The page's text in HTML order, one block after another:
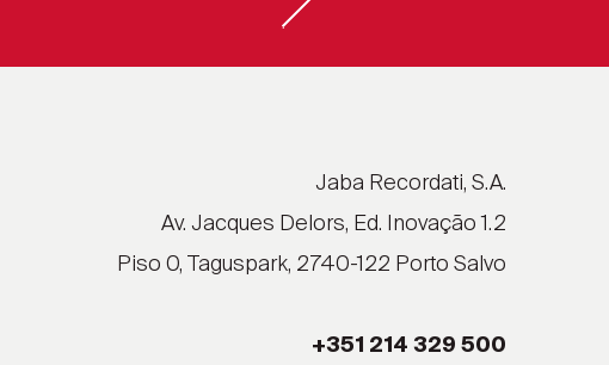
Jaba Recordati, S.A.
Av. Jacques Delors, Ed. Inovação 1.2
Piso 0, Taguspark, 2740-122 Porto Salvo
+351 214 329 500